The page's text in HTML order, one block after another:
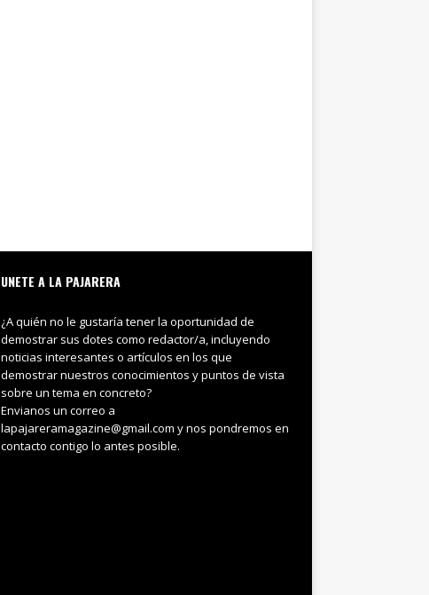
UNETE A LA PAJARERA
¿A quién no le gustaría tener la oportunidad de
demostrar sus dotes como redactor/a, incluyendo
noticias interesantes o artículos en los que
demostrar nuestros conocimientos y puntos de vista
sobre un tema en concreto?
Envianos un correo a
lapajareramagazine@gmail.com y nos pondremos en
contacto contigo lo antes posible.